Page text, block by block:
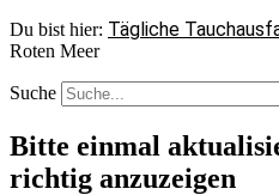
Du bist hier: Tägliche
Roten Meer
Suche
Bitte einmal
richtig anzuzeigen